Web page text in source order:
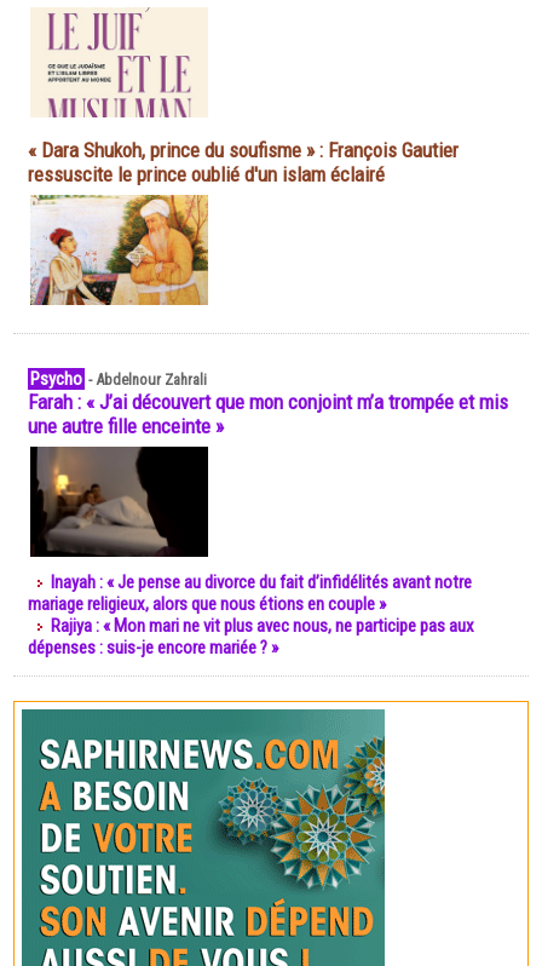
« Dara Shukoh, prince du soufisme » : François Gautier
ressuscite le prince oublié d'un islam éclairé
Psycho -Abdelnour Zahrali
Farah : « J’ai découvert que mon conjoint m’a trompée et mis
une autre fille enceinte »
Inayah : « Je pense au divorce du fait d’infidélités avant notre
mariage religieux, alors que nous étions en couple »
Rajiya : « Mon mari ne vit plus avec nous, ne participe pas aux
dépenses : suis-je encore mariée ? »